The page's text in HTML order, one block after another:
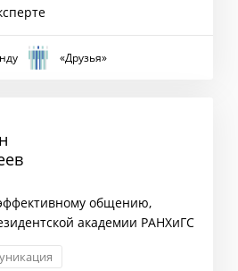
«Друзья»
общению,
академии РАНХиГС